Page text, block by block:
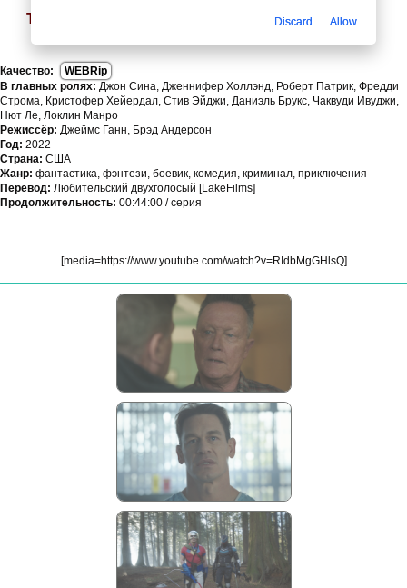
Торрент удален по просьбе правообладателей
Качество:
WEBRip
В главных ролях: Джон Сина, Дженнифер Холлэнд, Роберт Патрик, Фредди
Строма, Кристофер Хейердал, Стив Эйджи, Даниэль Брукс, Чаквуди Ивуджи,
Нют Ле, Локлин Манро
Режиссёр: Джеймс Ганн, Брэд Андерсон
Год: 2022
Страна: США
Жанр: фантастика, фэнтези, боевик, комедия, криминал, приключения
Перевод: Любительский двухголосый [LakeFilms]
Продолжительность: 00:44:00 / серия
[media=https://www.youtube.com/watch?v=RIdbMgGHlsQ]
Discard Allow